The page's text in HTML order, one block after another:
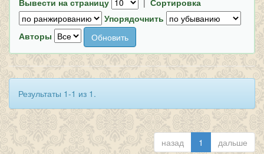
Вывести на страницу
Сортировка
Упорядочнить
Авторы
Результаты 1-1 из 1.
назад 1 дальше